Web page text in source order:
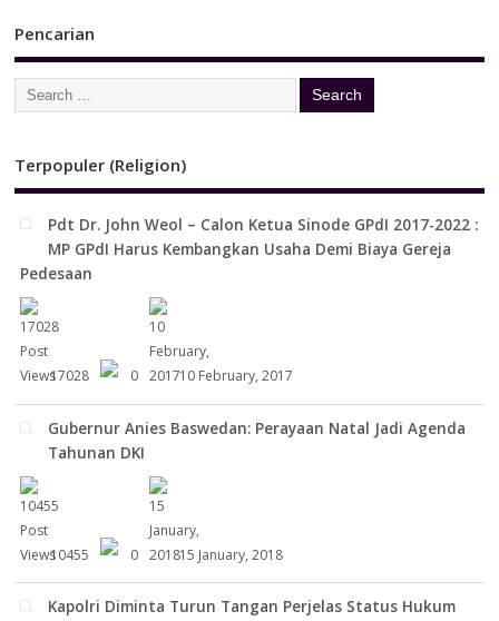
Pencarian
Terpopuler (Religion)
Pdt Dr. John Weol – Calon Ketua Sinode GPdI 2017-2022 :
MP GPdI Harus Kembangkan Usaha Demi Biaya Gereja
Pedesaan
17028 0 10 February, 2017
Gubernur Anies Baswedan: Perayaan Natal Jadi Agenda
Tahunan DKI
10455 0 15 January, 2018
Kapolri Diminta Turun Tangan Perjelas Status Hukum